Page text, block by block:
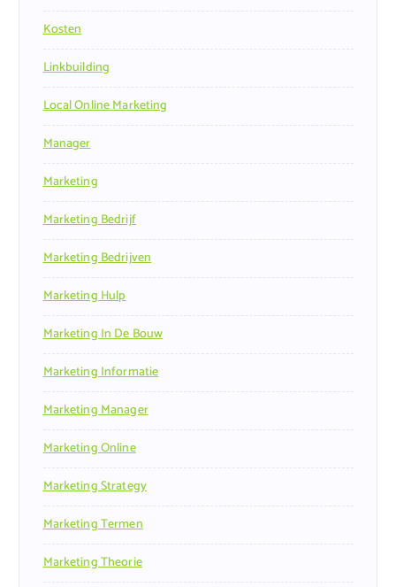
Kosten
Linkbuilding
Local Online Marketing
Manager
Marketing
Marketing Bedrijf
Marketing Bedrijven
Marketing Hulp
Marketing In De Bouw
Marketing Informatie
Marketing Manager
Marketing Online
Marketing Strategy
Marketing Termen
Marketing Theorie